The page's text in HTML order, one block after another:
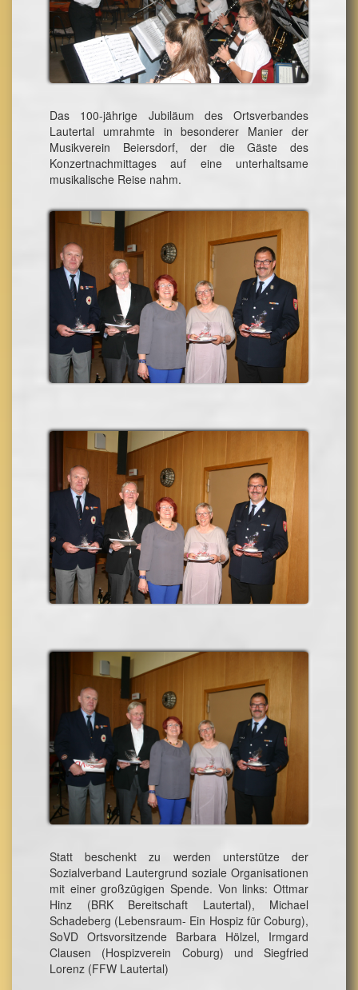
Das 100-jährige Jubiläum des Ortsverbandes
Lautertal umrahmte in besonderer Manier der
Musikverein Beiersdorf, der die Gäste des
Konzertnachmittages auf eine unterhaltsame
musikalische Reise nahm.
Statt beschenkt zu werden unterstütze der
Sozialverband Lautergrund soziale Organisationen
mit einer großzügigen Spende. Von links: Ottmar
Hinz (BRK Bereitschaft Lautertal), Michael
Schadeberg (Lebensraum- Ein Hospiz für Coburg),
SoVD Ortsvorsitzende Barbara Hölzel, Irmgard
Clausen (Hospizverein Coburg) und Siegfried
Lorenz (FFW Lautertal)